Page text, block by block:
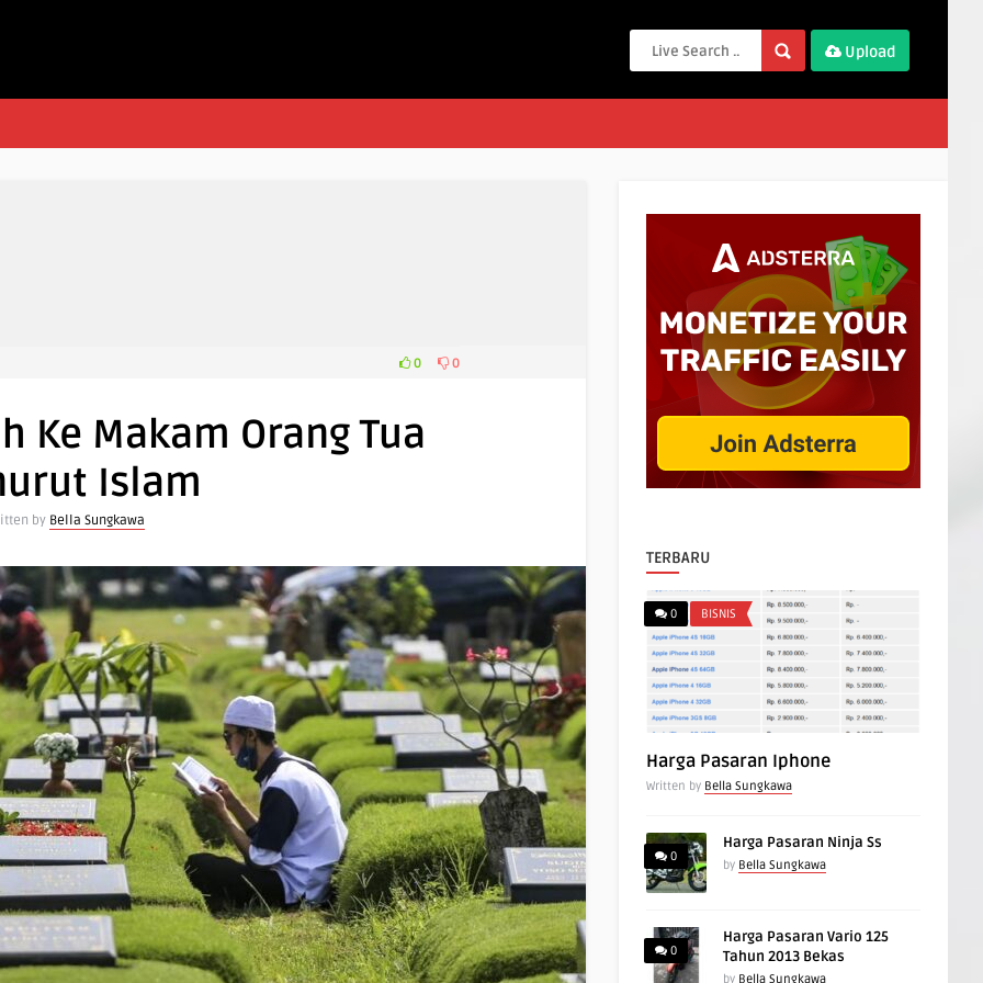
Upload
0 0
Ke Makam Orang Tua
Islam
by Bella Sungkawa
TERBARU
0 BISNIS
Harga Pasaran Iphone
Written by Bella Sungkawa
0
Harga Pasaran Ninja Ss
by Bella Sungkawa
0
Harga Pasaran Vario 125
Tahun 2013 Bekas
by Bella Sungkawa